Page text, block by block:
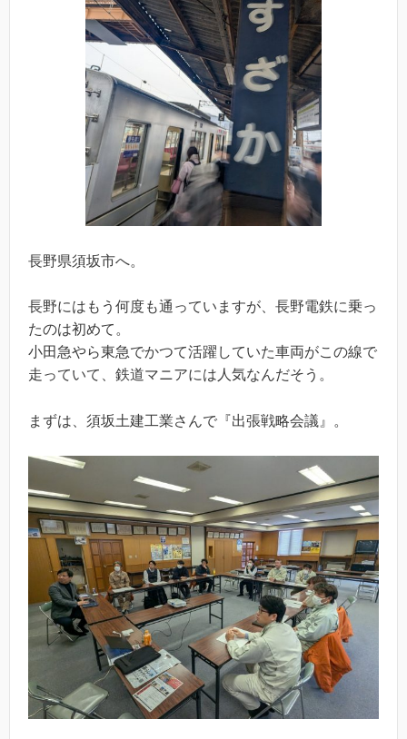
長野県須坂市へ。
長野にはもう何度も通っていますが、長野電鉄に乗っ
たのは初めて。
小田急やら東急でかつて活躍していた車両がこの線で
走っていて、鉄道マニアには人気なんだそう。
まずは、須坂土建工業さんで『出張戦略会議』。